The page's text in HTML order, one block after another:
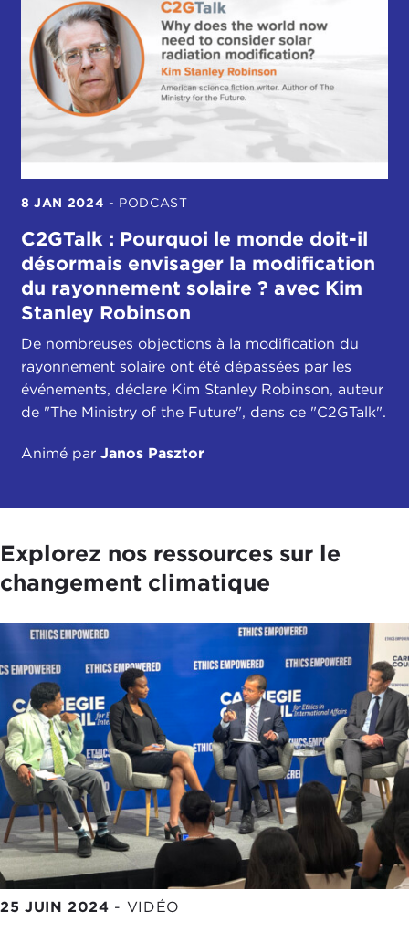
8 JAN 2024 - PODCAST
C2GTalk : Pourquoi le monde doit-il
désormais envisager la modification
du rayonnement solaire ? avec Kim
Stanley Robinson
De nombreuses objections à la modification du
rayonnement solaire ont été dépassées par les
événements, déclare Kim Stanley Robinson, auteur
de "The Ministry of the Future", dans ce "C2GTalk".
Animé par Janos Pasztor
Explorez nos ressources sur le
changement climatique
25 JUIN 2024 - VIDÉO